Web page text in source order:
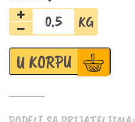
Brusnica
zamrznuta
U KORPU